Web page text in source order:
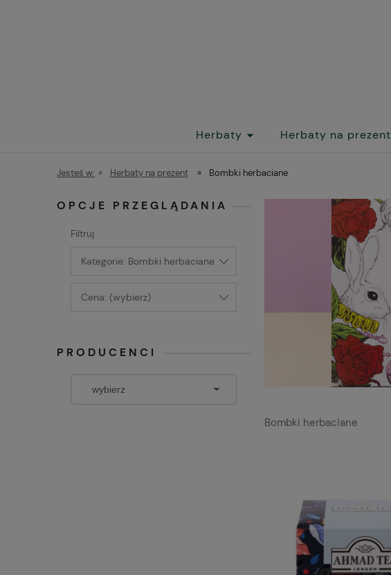
Herbaty Herbaty na prezent
Jesteś w: » Herbaty na prezent » Bombki herbaciane
OPCJE PRZEGLĄDANIA
Filtruj
Kategorie: Bombki herbaciane
Cena: (wybierz)
PRODUCENCI
Bombki herbaciane